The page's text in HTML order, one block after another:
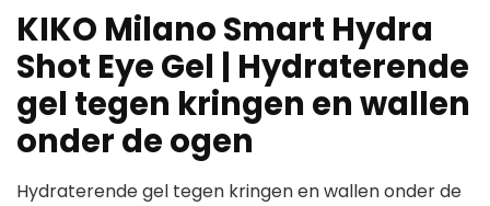
KIKO Milano Smart Hydra
Shot Eye Gel | Hydraterende
gel tegen kringen en wallen
onder de ogen
Hydraterende gel tegen kringen en wallen onder de